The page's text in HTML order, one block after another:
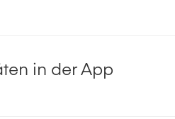
in der App